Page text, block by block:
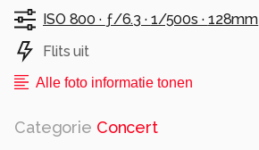
ISO 800 · ƒ/6.3 · 1/500s · 128mm
Flits uit
Alle foto informatie tonen
Categorie Concert